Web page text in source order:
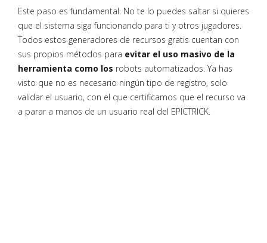
Este paso es fundamental. No te lo puedes saltar si quieres
que el sistema siga funcionando para ti y otros jugadores.
Todos estos generadores de recursos gratis cuentan con
sus propios métodos para evitar el uso masivo de la
herramienta como los robots automatizados. Ya has
visto que no es necesario ningún tipo de registro, solo
validar el usuario, con el que certificamos que el recurso va
a parar a manos de un usuario real del EPICTRICK.